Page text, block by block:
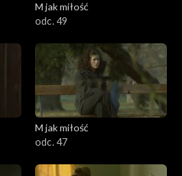
M jak miłość
odc. 49
M jak miłość
odc. 47